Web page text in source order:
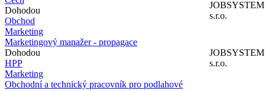
Dohodou
Obchod
Marketing
JOBSYSTEM
s.r.o.
Marketingový manažer - propagace
Dohodou
HPP
Marketing
JOBSYSTEM
s.r.o.
Obchodní a technický pracovník pro podlahové